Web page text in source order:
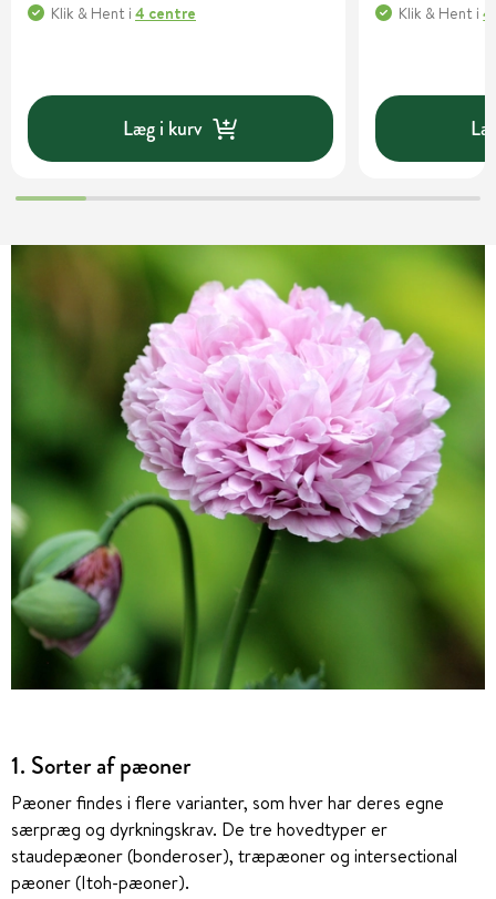
Klik & Hent i 4 centre
Læg i kurv
Klik & Hent i4
1. Sorter af pæoner
Pæoner findes i flere varianter, som hver har deres egne
særpræg og dyrkningskrav. De tre hovedtyper er
staudepæoner (bonderoser), træpæoner og intersectional
pæoner (Itoh-pæoner).